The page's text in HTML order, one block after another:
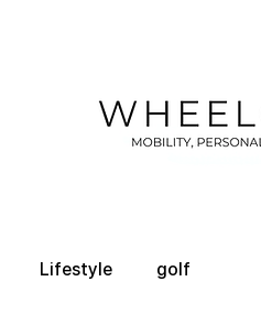
Lifestyle golf